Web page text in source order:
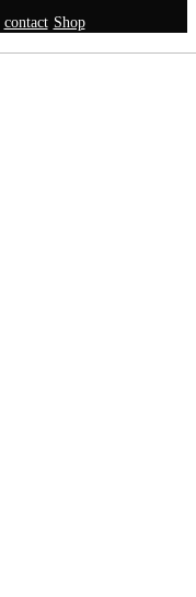
contact Shop